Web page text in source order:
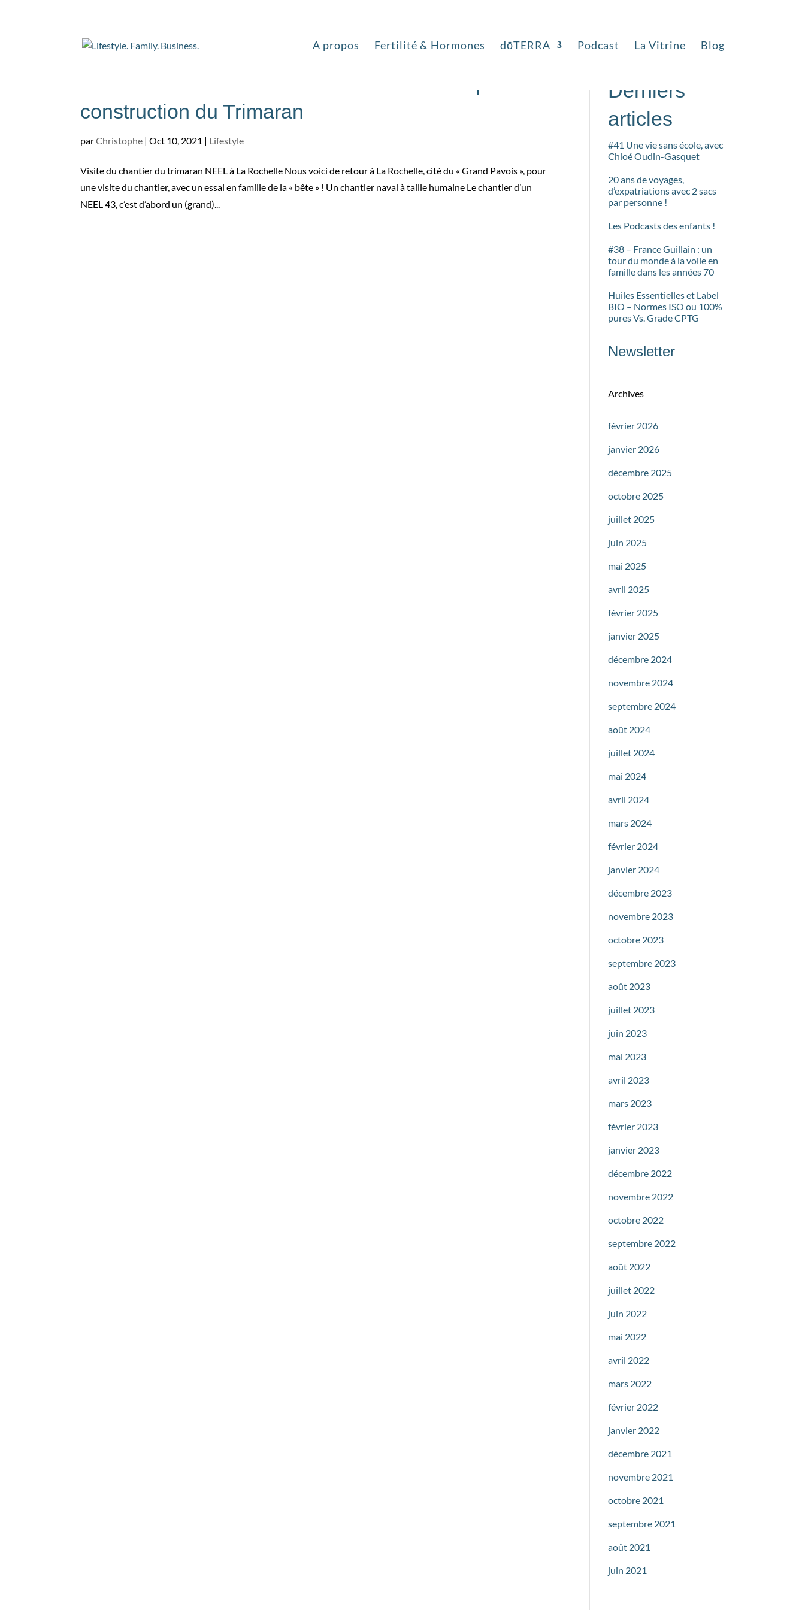
A propos Fertilité & Hormones dōTERRA Podcast La Vitrine Blog
construction du Trimaran
parChristophe |Oct 10, 2021 | Lifestyle
Visite du chantier du trimaran NEEL à La Rochelle Nous voici de retour à La Rochelle, cité du « Grand Pavois », pour
une visite du chantier, avec un essai en famille de la « bête » ! Un chantier naval à taille humaine Le chantier d’un
NEEL 43, c’est d’abord un (grand)...
Rechercher
Derniers
articles
#41 Une vie sans école, avec
Chloé Oudin-Gasquet
20 ans de voyages,
d’expatriations avec 2 sacs
par personne !
Les Podcasts des enfants !
#38 – France Guillain : un
tour du monde à la voile en
famille dans les années 70
Huiles Essentielles et Label
BIO – Normes ISO ou 100%
pures Vs. Grade CPTG
Newsletter
Archives
février 2026
janvier 2026
décembre 2025
octobre 2025
juillet 2025
juin 2025
mai 2025
avril 2025
février 2025
janvier 2025
décembre 2024
novembre 2024
septembre 2024
août 2024
juillet 2024
mai 2024
avril 2024
mars 2024
février 2024
janvier 2024
décembre 2023
novembre 2023
octobre 2023
septembre 2023
août 2023
juillet 2023
juin 2023
mai 2023
avril 2023
mars 2023
février 2023
janvier 2023
décembre 2022
novembre 2022
octobre 2022
septembre 2022
août 2022
juillet 2022
juin 2022
mai 2022
avril 2022
mars 2022
février 2022
janvier 2022
décembre 2021
novembre 2021
octobre 2021
septembre 2021
août 2021
juin 2021